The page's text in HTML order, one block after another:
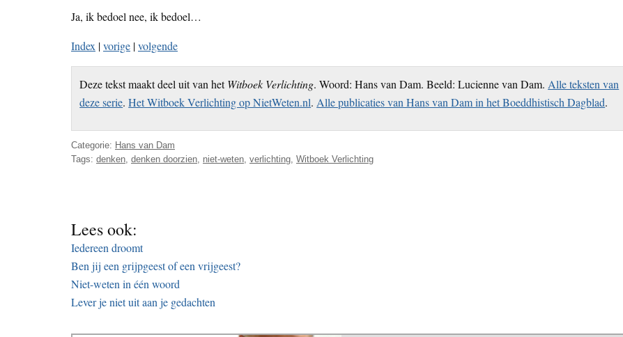
Ja, ik bedoel nee, ik bedoel…
Index |vorige |volgende
Deze tekst maakt deel uit van hetWitboek Verlichting. Woord: Hans van Dam. Beeld: Lucienne van Dam. Alle teksten van
deze serie.Het Witboek Verlichting op NietWeten.nl. Alle publicaties van Hans van Dam in het Boeddhistisch Dagblad.
Categorie: Hans van Dam
Tags: denken denken doorzien niet-weten verlichting Witboek Verlichting
Lees ook:
Iedereen droomt
Ben jij een grijpgeest of een vrijgeest?
Niet-weten in één woord
Lever je niet uit aan je gedachten